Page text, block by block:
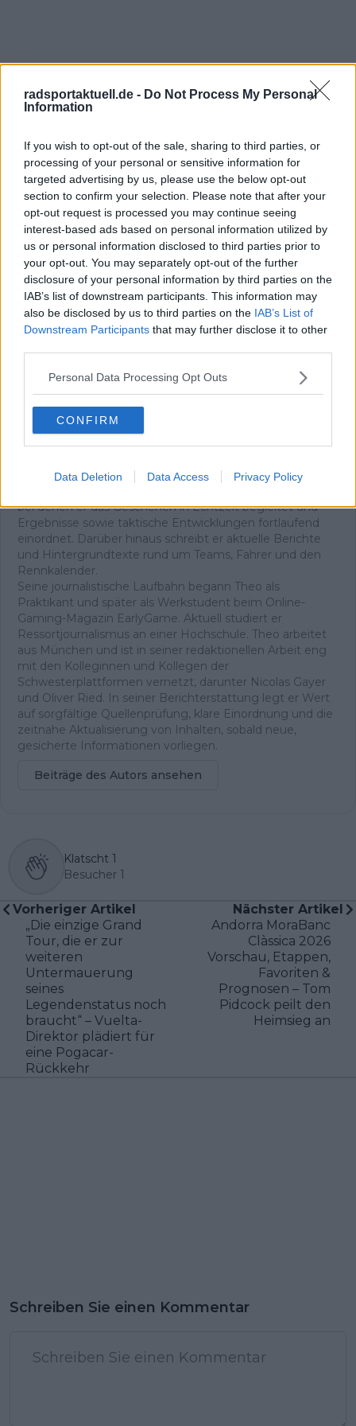
radsportaktuell.de - Do Not Process My Personal
Information
If you wish to opt-out of the sale, sharing to third parties, or
processing of your personal or sensitive information for
targeted advertising by us, please use the below opt-out
section to confirm your selection. Please note that after your
opt-out request is processed you may continue seeing
interest-based ads based on personal information utilized by
us or personal information disclosed to third parties prior to
your opt-out. You may separately opt-out of the further
disclosure of your personal information by third parties on the
IAB’s list of downstream participants. This information may
also be disclosed by us to third parties on the IAB’s List of
Downstream Participants that may further disclose it to other
Personal Data Processing Opt Outs
CONFIRM
Data Deletion Data Access Privacy Policy
Jetzt kostenlos den RadsportAktuell-
Newsletter abonnieren!
Nachdem du auf „Abonnieren“ geklickt hast,
erhältst du sofort eine E-Mail von uns. Bei
einigen Lesern landet diese im Spam-
Ordner – überprüfe ihn daher bitte ebenfalls.
Alle wichtigen News, Ergebnisse und
Rennvorschauen – täglich kompakt per E-
Mail.
Theo Stodiek
Redakteur
Theo ist seit 2025 Teil der Redaktion von
professionellen Radsport. Ein Schwerpunkt seiner Arbeit
bei denen er das Geschehen in Echtzeit begleitet und
Ergebnisse sowie taktische Entwicklungen fortlaufend
einordnet. Darüber hinaus schreibt er aktuelle Berichte
und Hintergrundtexte rund um Teams, Fahrer und den
Rennkalender.
Seine journalistische Laufbahn begann Theo als
Praktikant und später als Werkstudent beim Online-
Gaming-Magazin EarlyGame. Aktuell studiert er
Ressortjournalismus an einer Hochschule. Theo arbeitet
aus München und ist in seiner redaktionellen Arbeit eng
mit den Kolleginnen und Kollegen der
Schwesterplattformen vernetzt, darunter Nicolas Gayer
und Oliver Ried. In seiner Berichterstattung legt er Wert
auf sorgfältige Quellenprüfung, klare Einordnung und die
zeitnahe Aktualisierung von Inhalten, sobald neue,
gesicherte Informationen vorliegen.
Beiträge des Autors ansehen
Klatscht 1
Besucher 1
Vorheriger Artikel
„Die einzige Grand
Tour, die er zur
weiteren
Untermauerung
seines
Legendenstatus noch
braucht“ – Vuelta-
Direktor plädiert für
eine Pogacar-
Rückkehr
Nächster Artikel
Andorra MoraBanc
Clàssica 2026
Vorschau, Etappen,
Favoriten &
Prognosen – Tom
Pidcock peilt den
Heimsieg an
Schreiben Sie einen Kommentar